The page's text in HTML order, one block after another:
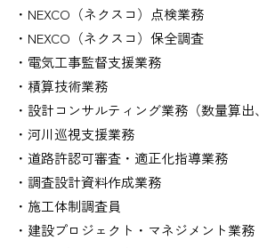
・NEXCO（ネクスコ）点検業務
・NEXCO（ネクスコ）保全調査
・電気工事監督支援業務
・積算技術業務
・設計コンサルティング業務（数量算出
・河川巡視支援業務
・道路許認可審査・適正化指導業務
・調査設計資料作成業務
・施工体制調査員
・建設プロジェクト・マネジメント業務